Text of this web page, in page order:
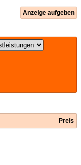
Anzeige aufgeben
Preis